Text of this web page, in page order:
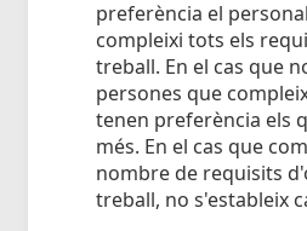
preferència el
compleixi tots els
treball. En el cas que
persones que
tenen preferència els
més. En el cas que
nombre de requisits
treball, no s'estableix